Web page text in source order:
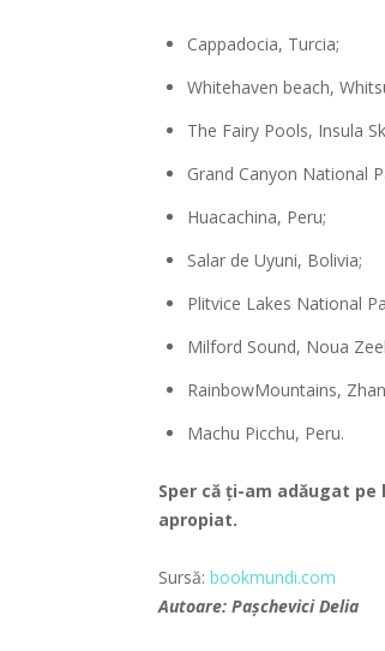
Cappadocia, Turcia;
Whitehaven beach,
The Fairy Pools, Insula
Grand Canyon National
Huacachina, Peru;
Salar de Uyuni, Bolivia;
Plitvice Lakes National
Milford Sound, Noua
RainbowMountains,
Machu Picchu, Peru.
Sper că ți-am adăugat
apropiat.
Sursă: bookmundi.com
Autoare: Pașchevici Delia